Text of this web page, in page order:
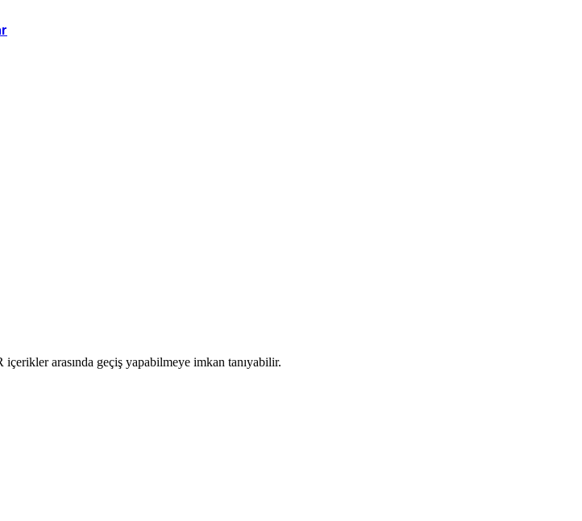
arasında geçiş yapabilmeye imkan tanıyabilir.